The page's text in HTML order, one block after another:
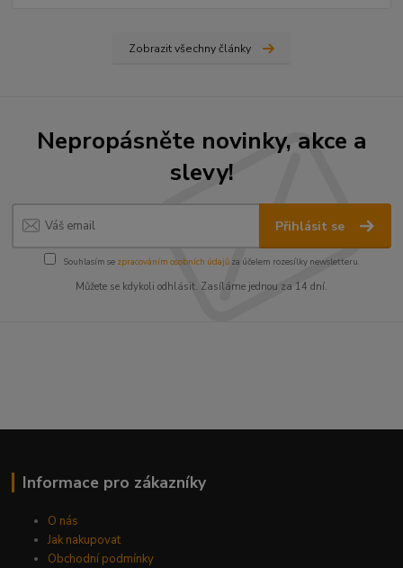
Zobrazit všechny články
Nepropásněte novinky, akce a
slevy!
Přihlásit se
Souhlasím se zpracováním osobních údajůza účelem rozesílky newsletteru.
Můžete se kdykoli odhlásit. Zasíláme jednou za 14 dní.
Informace pro zákazníky
O nás
Jak nakupovat
Obchodní podmínky